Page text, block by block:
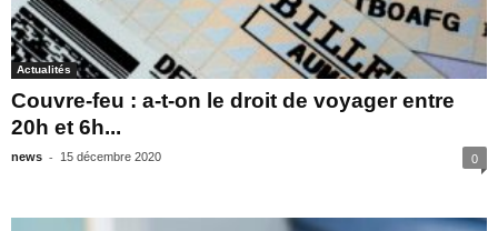
Actualités
Couvre-feu : a-t-on le droit de voyager entre
20h et 6h...
news - 15 décembre 2020 0